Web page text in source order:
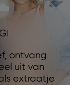
ontvang
uit van
extraatje